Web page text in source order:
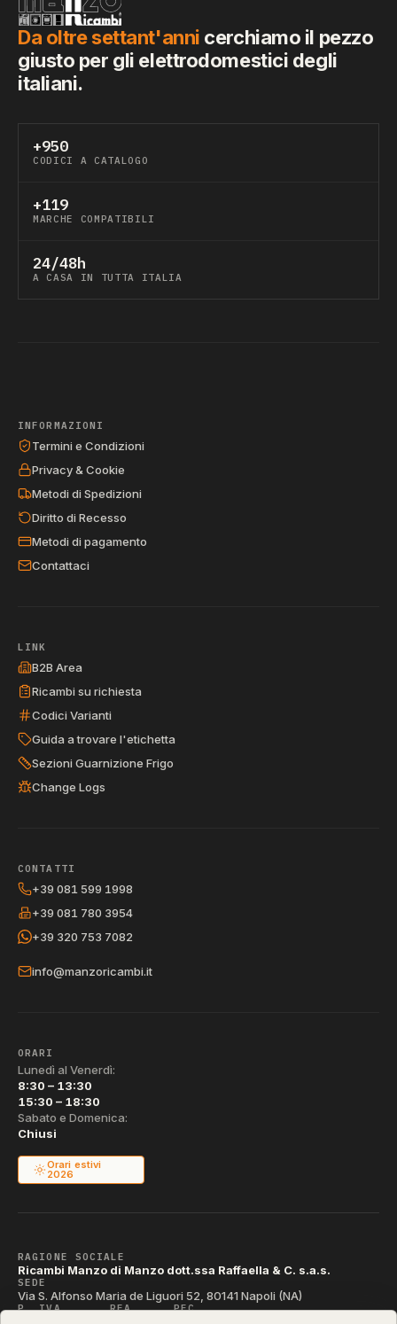
Da oltre settant'anni cerchiamo il pezzo
giusto per gli elettrodomestici degli
italiani.
+950
CODICI A CATALOGO
+119
MARCHE COMPATIBILI
24/48h
A CASA IN TUTTA ITALIA
INFORMAZIONI
Termini e Condizioni
Privacy & Cookie
Metodi di Spedizioni
Diritto di Recesso
Metodi di pagamento
Contattaci
LINK
B2B Area
Ricambi su richiesta
Codici Varianti
Guida a trovare l'etichetta
Sezioni Guarnizione Frigo
Change Logs
CONTATTI
+39 081 599 1998
+39 081 780 3954
+39 320 753 7082
info@manzoricambi.it
ORARI
Lunedì al Venerdì:
8:30 – 13:30
15:30 – 18:30
Sabato e Domenica:
Chiusi
Orari estivi
2026
RAGIONE SOCIALE
Ricambi Manzo di Manzo dott.ssa Raffaella & C. s.a.s.
SEDE
Via S. Alfonso Maria de Liguori 52, 80141 Napoli (NA)
P. IVA REA PEC